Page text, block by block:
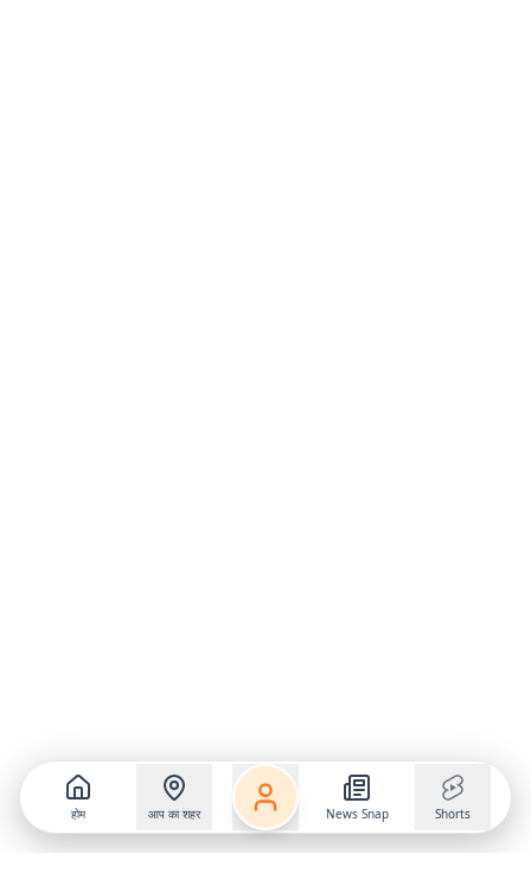
होम आप का शहर News Snap Shorts